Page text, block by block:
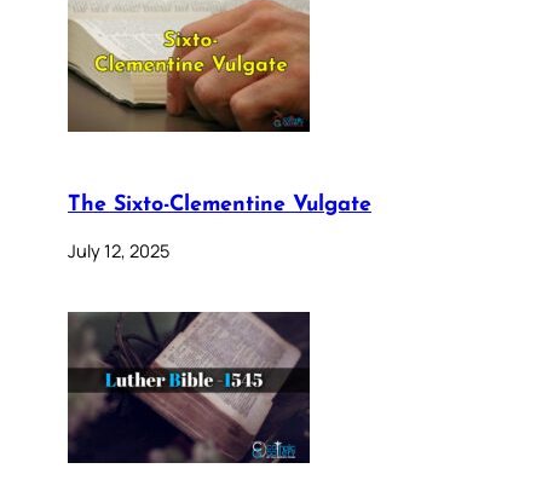
The Sixto-Clementine Vulgate
July 12, 2025